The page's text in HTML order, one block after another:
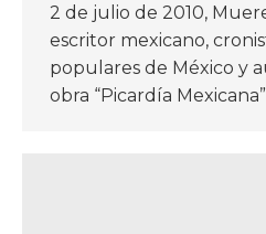
2 de julio de 2010,
escritor mexicano,
populares de México y
obra “Picardía